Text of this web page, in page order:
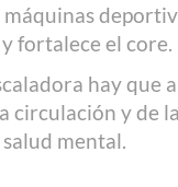
fortalece el core.
hay que
circulación y de
mental.